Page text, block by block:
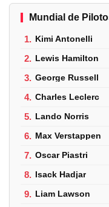
Mundial de
1. Kimi Antonelli
2. Lewis Hamilton
3. George Russell
4. Charles Leclerc
5. Lando Norris
6. Max Verstappen
7. Oscar Piastri
8. Isack Hadjar
9. Liam Lawson